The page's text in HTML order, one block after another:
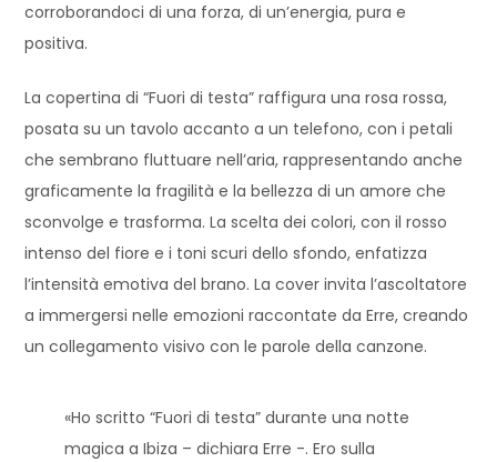
corroborandoci di una forza, di un’energia, pura e
positiva.
La copertina di “Fuori di testa” raffigura una rosa rossa,
posata su un tavolo accanto a un telefono, con i petali
che sembrano fluttuare nell’aria, rappresentando anche
graficamente la fragilità e la bellezza di un amore che
sconvolge e trasforma. La scelta dei colori, con il rosso
intenso del fiore e i toni scuri dello sfondo, enfatizza
l’intensità emotiva del brano. La cover invita l’ascoltatore
a immergersi nelle emozioni raccontate da Erre, creando
un collegamento visivo con le parole della canzone.
«Ho scritto “Fuori di testa” durante una notte
magica a Ibiza – dichiara Erre -. Ero sulla